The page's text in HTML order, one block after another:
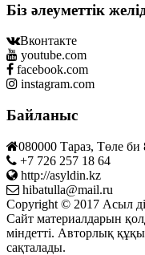
Біз әлеуметтік
Вконтакте
youtube.com
facebook.com
instagram.com
Байланыс
080000 Тараз, Төле би
+7 726 257 18 64
http://asyldin.kz
hibatulla@mail.ru
Copyright © 2017 Асыл
Сайт материалдарын
міндетті. Авторлық
сақталады.